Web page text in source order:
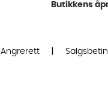
Butikkens
Angrerett